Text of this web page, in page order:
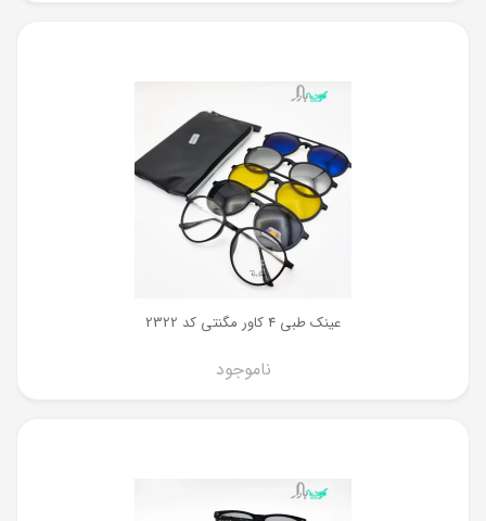
عینک طبی 4 کاور مگنتی کد 2322
ناموجود